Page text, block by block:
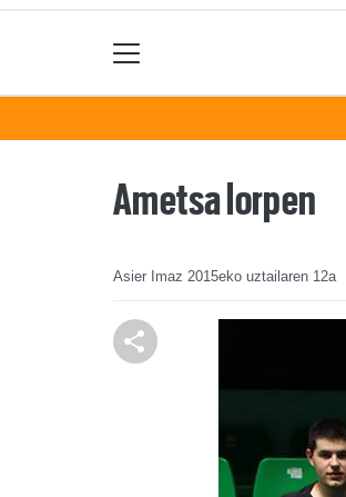
Ametsa lorpen
Asier Imaz 2015eko uztailaren 12a